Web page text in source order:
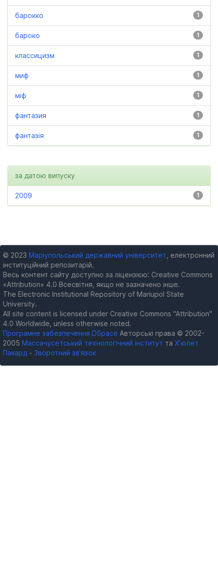
1
барокко
1
бароко
1
классицизм
1
миф
1
міф
1
фантазия
1
фантазія
за датою випуску
1
2009
© 2023 Маріупольський державний університет , електронний
інституційний репозитарій.
Весь контент сайту доступно за ліцензією: Creative Commons
«Attribution» 4.0 Всесвітня, якщо не зазначено інше.
The Electronic Institutional Repository of Mariupol State
University.
All site content is licensed under Creative Commons "Attribution"
4.0 Worldwide, unless otherwise noted.
Програмне забезпечення DSpace Авторські права © 2002-
2005 Массачусетський технологічний інститут та Х’юлет
Пакард - Зворотний зв’язок